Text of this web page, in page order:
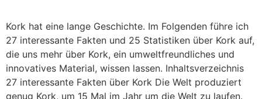
Kork hat eine lange Geschichte. Im Folgenden führe ich
27 interessante Fakten und 25 Statistiken über Kork auf,
die uns mehr über Kork, ein umweltfreundliches und
innovatives Material, wissen lassen. Inhaltsverzeichnis
27 interessante Fakten über Kork Die Welt produziert
genug Kork, um 15 Mal im Jahr um die Welt zu laufen.